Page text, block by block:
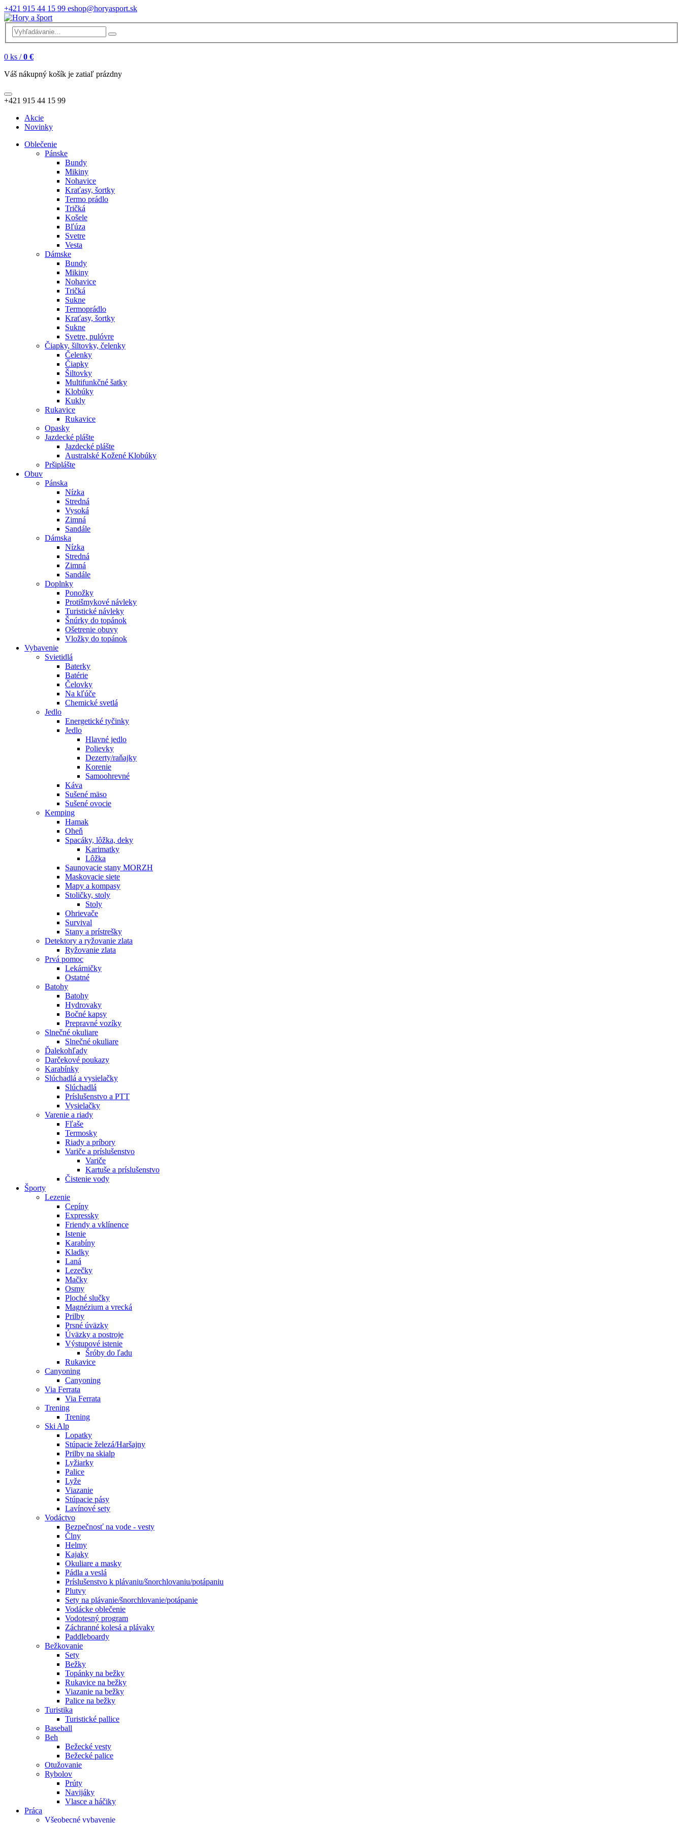
+421 915 44 15 99 eshop@horyasport.sk
0 ks / 0 €
Váš nákupný košík je zatiaľ prázdny
+421 915 44 15 99
Akcie
Novinky
Oblečenie
Pánske
Bundy
Mikiny
Nohavice
Kraťasy, šortky
Termo prádlo
Tričká
Košele
Bľúza
Svetre
Vesta
Dámske
Bundy
Mikiny
Nohavice
Tričká
Sukne
Termoprádlo
Kraťasy, šortky
Sukne
Svetre, pulóvre
Čiapky, šiltovky, čelenky
Čelenky
Čiapky
Šiltovky
Multifunkčné šatky
Klobúky
Kukly
Rukavice
Rukavice
Opasky
Jazdecké plášte
Jazdecké plášte
Australské Kožené Klobúky
Pršiplášte
Obuv
Pánska
Nízka
Stredná
Vysoká
Zimná
Sandále
Dámska
Nízka
Stredná
Zimná
Sandále
Doplnky
Ponožky
Protišmykové návleky
Turistické návleky
Šnúrky do topánok
Ošetrenie obuvy
Vložky do topánok
Vybavenie
Svietidlá
Baterky
Batérie
Čelovky
Na kľúče
Chemické svetlá
Jedlo
Energetické tyčinky
Jedlo
Hlavné jedlo
Polievky
Dezerty/raňajky
Korenie
Samoohrevné
Káva
Sušené mäso
Sušené ovocie
Kemping
Hamak
Oheň
Spacáky, lôžka, deky
Karimatky
Lôžka
Saunovacie stany MORZH
Maskovacie siete
Mapy a kompasy
Stoličky, stoly
Stoly
Ohrievače
Survival
Stany a prístrešky
Detektory a ryžovanie zlata
Ryžovanie zlata
Prvá pomoc
Lekárničky
Ostatné
Batohy
Batohy
Hydrovaky
Bočné kapsy
Prepravné vozíky
Slnečné okuliare
Slnečné okuliare
Ďalekohľady
Darčekové poukazy
Karabínky
Slúchadlá a vysielačky
Slúchadlá
Príslušenstvo a PTT
Vysielačky
Varenie a riady
Fľaše
Termosky
Riady a príbory
Variče a príslušenstvo
Variče
Kartuše a príslušenstvo
Čistenie vody
Športy
Lezenie
Cepíny
Expressky
Friendy a vklínence
Istenie
Karabíny
Kladky
Laná
Lezečky
Mačky
Osmy
Ploché slučky
Magnézium a vrecká
Prilby
Prsné úväzky
Úväzky a postroje
Výstupové istenie
Šróby do ľadu
Rukavice
Canyoning
Canyoning
Via Ferrata
Via Ferrata
Trening
Trening
Ski Alp
Lopatky
Stúpacie železá/Haršajny
Prilby na skialp
Lyžiarky
Palice
Lyže
Viazanie
Stúpacie pásy
Lavínové sety
Vodáctvo
Bezpečnosť na vode - vesty
Člny
Helmy
Kajaky
Okuliare a masky
Pádla a veslá
Príslušenstvo k plávaniu/šnorchlovaniu/potápaniu
Plutvy
Sety na plávanie/šnorchlovanie/potápanie
Vodácke oblečenie
Vodotesný program
Záchranné kolesá a plávaky
Paddleboardy
Bežkovanie
Sety
Bežky
Topánky na bežky
Rukavice na bežky
Viazanie na bežky
Palice na bežky
Turistika
Turistické pallice
Baseball
Beh
Bežecké vesty
Bežecké palice
Otužovanie
Rybolov
Prúty
Navijáky
Vlasce a háčiky
Práca
Všeobecné vybavenie